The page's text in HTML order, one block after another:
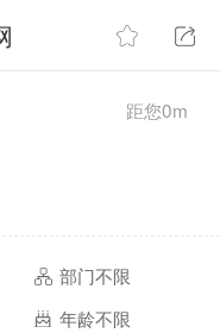
距您0m
部门不限
年龄不限